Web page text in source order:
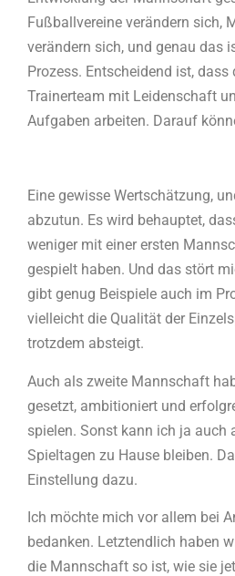
Fußballvereine verändern sich,
verändern sich, und genau das
Prozess. Entscheidend ist, dass
Trainerteam mit Leidenschaft
Aufgaben arbeiten. Darauf
Eine gewisse Wertschätzung,
abzutun. Es wird behauptet,
weniger mit einer ersten
gespielt haben. Und das stört
gibt genug Beispiele auch im
vielleicht die Qualität der
trotzdem absteigt.
Auch als zweite Mannschaft
gesetzt, ambitioniert und
spielen. Sonst kann ich ja auch
Spieltagen zu Hause bleiben.
Einstellung dazu.
Ich möchte mich vor allem bei
bedanken. Letztendlich haben
die Mannschaft so ist, wie sie